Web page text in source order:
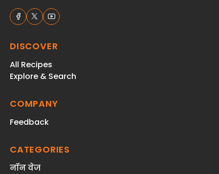
DISCOVER
All Recipes
Explore & Search
COMPANY
Feedback
CATEGORIES
नॉन वेज